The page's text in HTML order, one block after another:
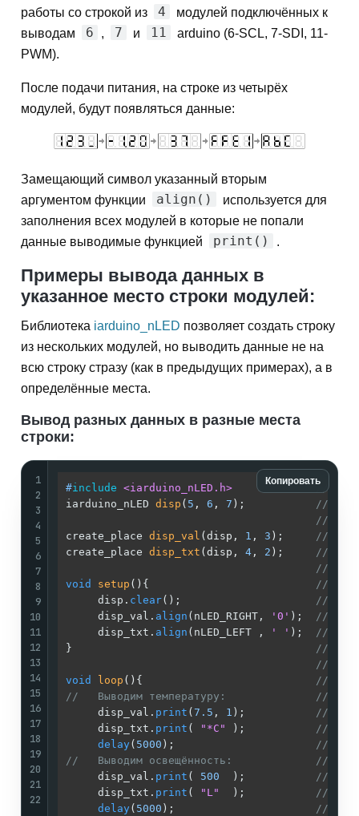
работы со строкой из
4
модулей подключённых к
выводам
6 , 7 и 11
arduino (6-SCL, 7-SDI, 11-
PWM).
После подачи питания, на строке из четырёх
модулей, будут появляться данные:
Замещающий символ указанный вторым
аргументом функции
align()
используется для
заполнения всех модулей в которые не попали
данные выводимые функцией
print() .
Примеры вывода данных в
указанное место строки модулей:
Библиотека iarduino_nLED позволяет создать строку
из нескольких модулей, но выводить данные не на
всю строку стразу (как в предыдущих примерах), а в
определённые места.
Вывод разных данных в разные места
строки:
Копировать
1
2
3
4
5
6
7
8
9
10
11
12
13
14
15
16
17
18
19
20
21
22
#include <iarduino_nLED.h>
//
iarduino_nLED disp ( 5 , 6 , 7 ) ;
//
// В
create_place disp_val (disp, 1 , 3 ) ;
//
create_place disp_txt (disp, 4 , 2 ) ;
//
//
void
setup () {
//
     disp.
clear();
//
     disp_val.
align (nLED_RIGHT, '0' );
//
     disp_txt.
align (nLED_LEFT , ' ' );
//
}
//
//
void
loop () {
//
//   Выводим температуру:              //
     disp_val.
print ( 7.5 , 1 );
//
     disp_txt.
print ( "*C" );
//
delay( 5000 );
//
//   Выводим освещённость:             //
     disp_val.
print ( 500
  );
//
     disp_txt.
print ( "L"
  );
//
delay( 5000 );
//